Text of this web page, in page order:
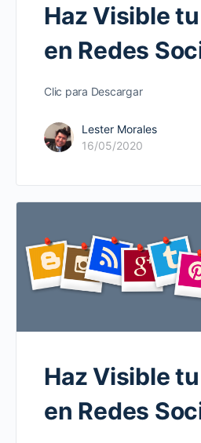
Haz Visible
en Redes
Clic para Descargar
Lester Morales
16/05/2020
Haz Visible
en Redes